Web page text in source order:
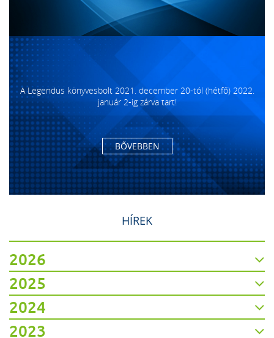
A Legendus könyvesbolt 2021. december 20-tól (hétfő) 2022.
január 2-ig zárva tart!
BŐVEBBEN
HÍREK
2026
2025
2024
2023